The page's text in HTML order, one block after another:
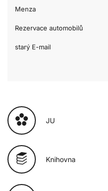
Menza
Rezervace automobilů
starý E-mail
JU
Knihovna